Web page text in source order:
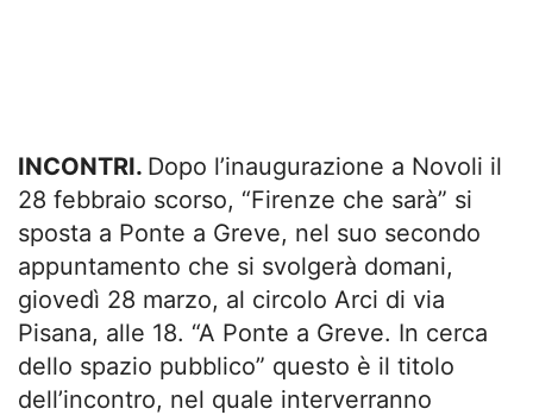
INCONTRI. Dopo l’inaugurazione a Novoli il
28 febbraio scorso, “Firenze che sarà” si
sposta a Ponte a Greve, nel suo secondo
appuntamento che si svolgerà domani,
giovedì 28 marzo, al circolo Arci di via
Pisana, alle 18. “A Ponte a Greve. In cerca
dello spazio pubblico” questo è il titolo
dell’incontro, nel quale interverranno